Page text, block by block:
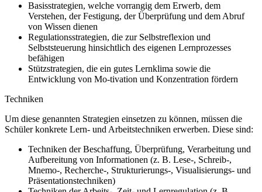
Basisstrategien, welche vorrangig dem Erwerb, dem
Verstehen, der Festigung, der Überprüfung und dem Abruf
von Wissen dienen
Regulationsstrategien, die zur Selbstreflexion und
Selbststeuerung hinsichtlich des eigenen Lernprozesses
befähigen
Stützstrategien, die ein gutes Lernklima sowie die
Entwicklung von Mo-tivation und Konzentration fördern
Techniken
Um diese genannten Strategien einsetzen zu können, müssen die
Schüler konkrete Lern- und Arbeitstechniken erwerben. Diese sind:
Techniken der Beschaffung, Überprüfung, Verarbeitung und
Aufbereitung von Informationen (z. B. Lese-, Schreib-,
Mnemo-, Recherche-, Strukturierungs-, Visualisierungs- und
Präsentationstechniken)